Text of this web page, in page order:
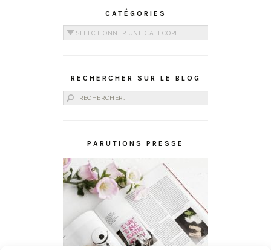
CATÉGORIES
Catégories
RECHERCHER SUR LE BLOG
Rechercher :
PARUTIONS PRESSE